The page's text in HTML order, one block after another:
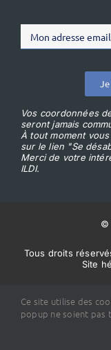
Vos coordonnées
seront jamais
À tout moment
sur le lien "Se
Merci de votre
ILDI.
©
Tous droits
Site
Ce site utilise des
popup ne soient